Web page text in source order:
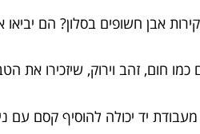
אבן חשופים בסלון? הם יביאו
חום, זהב וירוק, שיזכירו את
יד יכולה להוסיף קסם עם